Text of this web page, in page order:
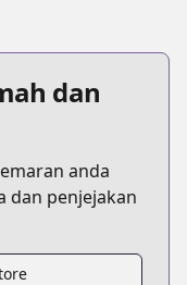
dan
anda
dan penjejakan